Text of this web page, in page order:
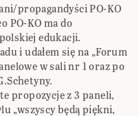
propagandyści PO-KO
PO-KO ma do
edukacji.
i udałem się na „Forum
w sali nr 1 oraz po
propozycje z 3 paneli,
„wszyscy będą piękni,